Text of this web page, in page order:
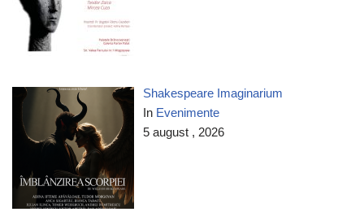
Shakespeare Imaginarium
In Evenimente
5 august , 2026